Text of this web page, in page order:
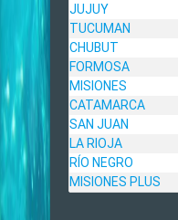
JUJUY
TUCUMAN
CHUBUT
FORMOSA
MISIONES
CATAMARCA
SAN JUAN
LA RIOJA
RÍO NEGRO
MISIONES PLUS